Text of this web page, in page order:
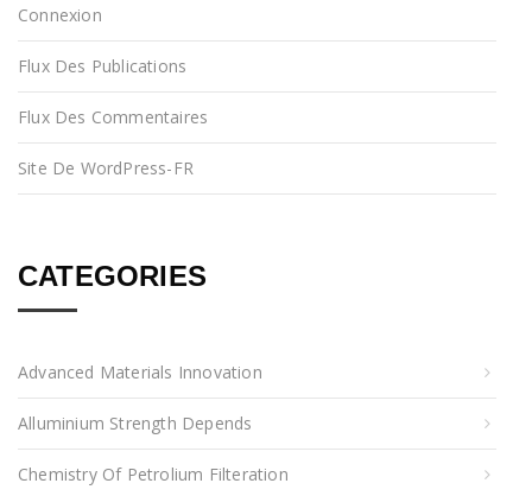
Connexion
Flux Des Publications
Flux Des Commentaires
Site De WordPress-FR
CATEGORIES
Advanced Materials Innovation
Alluminium Strength Depends
Chemistry Of Petrolium Filteration